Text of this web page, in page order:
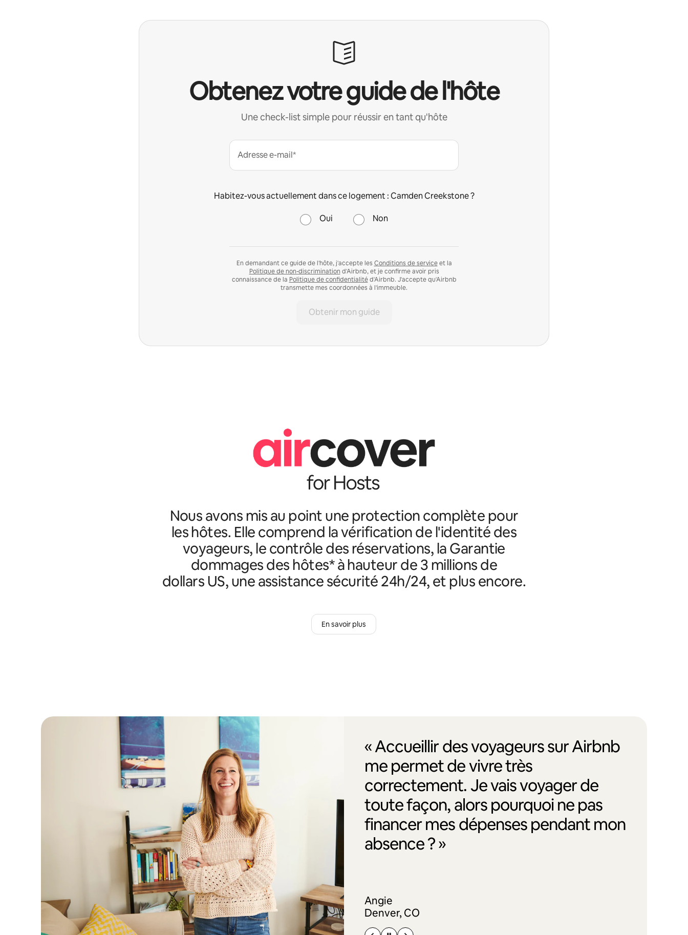
Obtenez votre guide de l'hôte
Une check-list simple pour réussir en tant qu'hôte
Adresse e-mail*
Habitez-vous actuellement dans ce logement : Camden Creekstone ?
Oui Non
En demandant ce guide de l'hôte, j'accepte les Conditions de serviceet la
Politique de non-discrimination d'Airbnb, et je confirme avoir pris
connaissance de la Politique de confidentialitéd'Airbnb. J'accepte qu'Airbnb
transmette mes coordonnées à l'immeuble.
Obtenir mon guide
Nous avons mis au point une protection complète pour
les hôtes. Elle comprend la vérification de l'identité des
voyageurs, le contrôle des réservations, la Garantie
dommages des hôtes* à hauteur de 3 millions de
dollars US, une assistance sécurité 24h/24, et plus encore.
En savoir plus
« Accueillir des voyageurs sur Airbnb
me permet de vivre très
correctement. Je vais voyager de
toute façon, alors pourquoi ne pas
financer mes dépenses pendant mon
absence ? »
Angie
Denver, CO